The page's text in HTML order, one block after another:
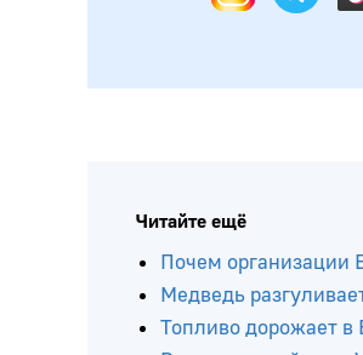
Читайте ещё
Почем организации
Медведь
Топливо дорожает в